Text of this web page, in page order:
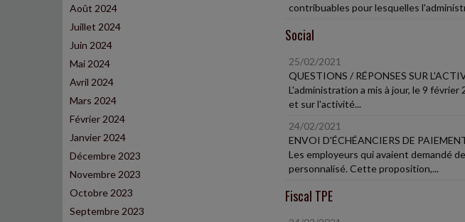
Août 2024
Juillet 2024
Juin 2024
Mai 2024
Avril 2024
Mars 2024
Février 2024
Janvier 2024
Décembre 2023
Novembre 2023
Octobre 2023
Septembre 2023
contribuables pour lesquelles
Social
25/02/2021
QUESTIONS / RÉPONSES SUR
L'administration a mis à jour, le 9
et sur l'activité...
24/02/2021
ENVOI D'ÉCHÉANCIERS DE
Les employeurs qui avaient demandé
personnalisé. Cette proposition,...
Fiscal TPE